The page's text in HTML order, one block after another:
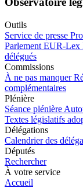
Outils
Service de presse
Parlement EUR-Lex
délégués
Commissions
À ne pas manquer
complémentaires
Plénière
Séance plénière
Textes législatifs
Délégations
Calendrier des
Députés
Rechercher
À votre service
Accueil